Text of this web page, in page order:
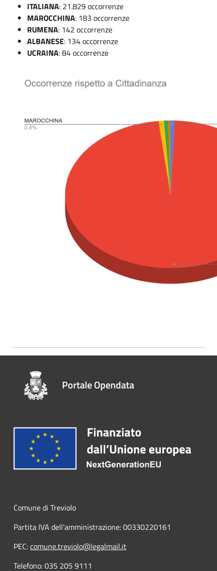
ITALIANA: 21.829 occorrenze
MAROCCHINA: 183 occorrenze
RUMENA: 142 occorrenze
ALBANESE: 134 occorrenze
UCRAINA: 84 occorrenze
Portale Opendata
Comune di Treviolo
Partita IVA dell'amministrazione: 00330220161
PEC:comune.treviolo@legalmail.it
Telefono:035 205 9111